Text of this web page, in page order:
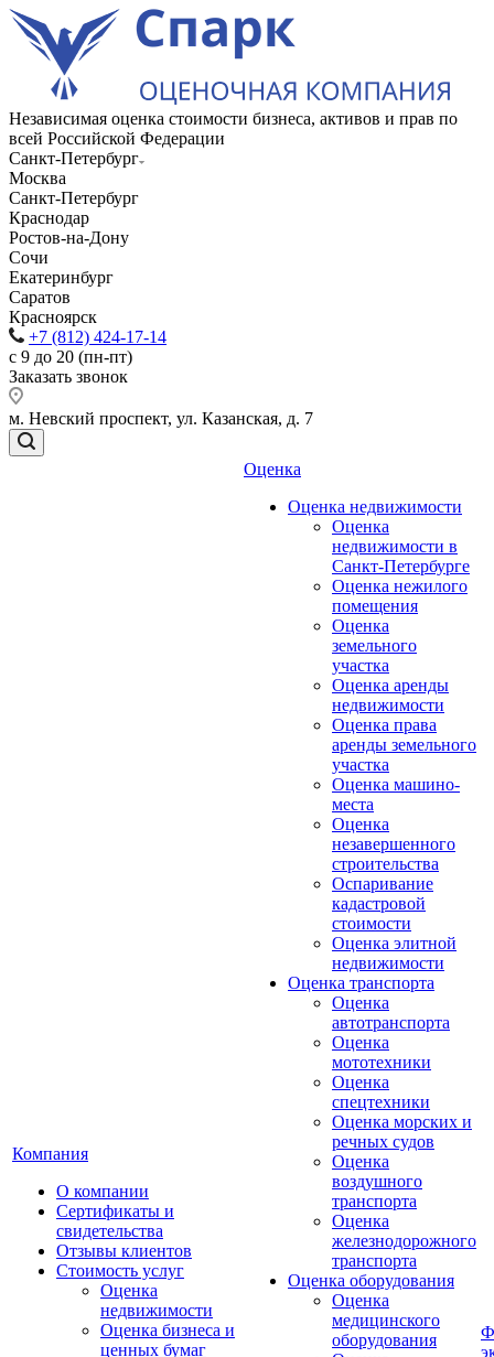
Независимая оценка стоимости бизнеса, активов и прав по
всей Российской Федерации
Санкт-Петербург
Москва
Санкт-Петербург
Краснодар
Ростов-на-Дону
Сочи
Екатеринбург
Саратов
Красноярск
+7 (812) 424-17-14
с 9 до 20 (пн-пт)
Заказать звонок
м. Невский проспект, ул. Казанская, д. 7
Компания
О компании
Сертификаты и
свидетельства
Отзывы клиентов
Стоимость услуг
Оценка
недвижимости
Оценка бизнеса и
ценных бумаг
Оценка
Оценка недвижимости
Оценка
недвижимости в
Санкт-Петербурге
Оценка нежилого
помещения
Оценка
земельного
участка
Оценка аренды
недвижимости
Оценка права
аренды земельного
участка
Оценка машино-
места
Оценка
незавершенного
строительства
Оспаривание
кадастровой
стоимости
Оценка элитной
недвижимости
Оценка транспорта
Оценка
автотранспорта
Оценка
мототехники
Оценка
спецтехники
Оценка морских и
речных судов
Оценка
воздушного
транспорта
Оценка
железнодорожного
транспорта
Оценка оборудования
Оценка
медицинского
оборудования